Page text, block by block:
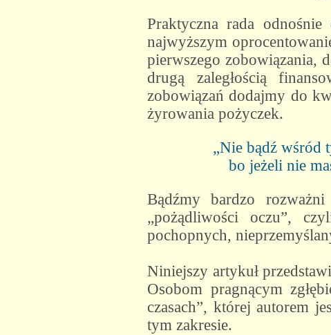
Praktyczna rada
najwyższym
pierwszego zobowiązania,
drugą zaległością
zobowiązań dodajmy do
żyrowania pożyczek.
„Nie bądź wśród
bo jeżeli nie
Bądźmy bardzo
„pożądliwości oczu”,
pochopnych,
Niniejszy artykuł
Osobom pragnącym
czasach”, której autorem
tym zakresie.